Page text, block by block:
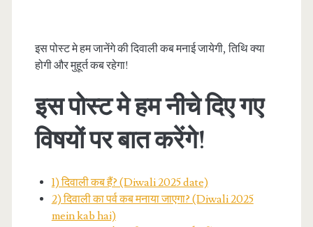
इस पोस्ट मे हम जानेंगे की दिवाली कब मनाई जायेगी, तिथि क्या
होगी और मुहूर्त कब रहेगा!
इस पोस्ट मे हम नीचे दिए गए
विषयों पर बात करेंगे!
1) दिवाली कब हैं? (Diwali 2025 date)
2) दिवाली का पर्व कब मनाया जाएगा? (Diwali 2025
mein kab hai)